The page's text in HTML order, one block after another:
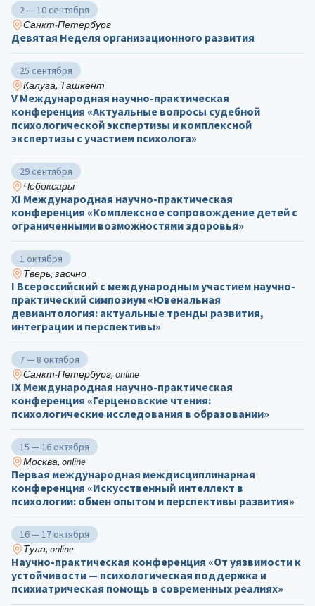
2 — 10 сентября
Санкт-Петербург
Девятая Неделя организационного развития
25 сентября
Калуга, Ташкент
V Международная научно-практическая
конференция «Актуальные вопросы судебной
психологической экспертизы и комплексной
экспертизы с участием психолога»
29 сентября
Чебоксары
ХΙ Международная научно-практическая
конференция «Комплексное сопровождение детей с
ограниченными возможностями здоровья»
1 октября
Тверь, заочно
I Всероссийский с международным участием научно-
практический симпозиум «Ювенальная
девиантология: актуальные тренды развития,
интеграции и перспективы»
7 — 8 октября
Санкт-Петербург, online
IX Международная научно-практическая
конференция «Герценовские чтения:
психологические исследования в образовании»
15 — 16 октября
Москва, online
Первая международная междисциплинарная
конференция «Искусственный интеллект в
психологии: обмен опытом и перспективы развития»
16 — 17 октября
Тула, online
Научно-практическая конференция «От уязвимости к
устойчивости — психологическая поддержка и
психиатрическая помощь в современных реалиях»